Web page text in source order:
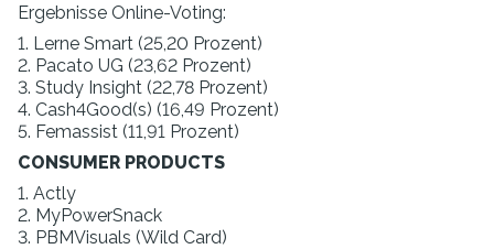
Ergebnisse Online-Voting:
1. Lerne Smart (25,20 Prozent)
2. Pacato UG (23,62 Prozent)
3. Study Insight (22,78 Prozent)
4. Cash4Good(s) (16,49 Prozent)
5. Femassist (11,91 Prozent)
CONSUMER PRODUCTS
1. Actly
2. MyPowerSnack
3. PBMVisuals (Wild Card)